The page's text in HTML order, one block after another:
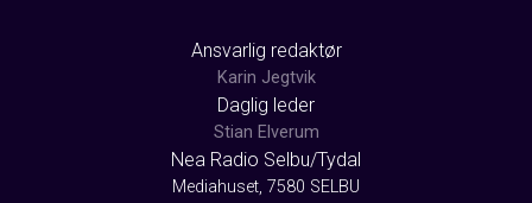
Ansvarlig redaktør
Karin Jegtvik
Daglig leder
Stian Elverum
Nea Radio Selbu/Tydal
Mediahuset, 7580 SELBU